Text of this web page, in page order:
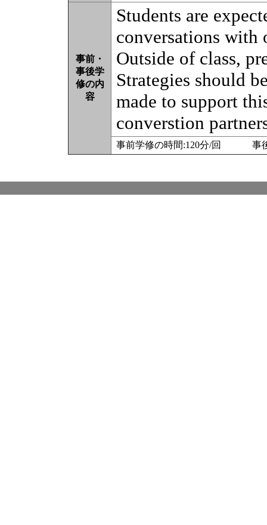
事前・
事後学
修の内
容
Students are
conversations with
Outside of class,
Strategies should
made to support
converstion
事前学修の時間:120分/回 事後